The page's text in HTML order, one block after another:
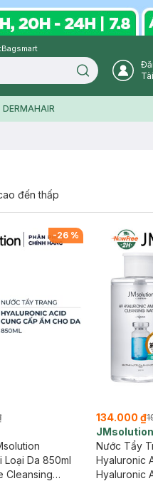
Bagsmart
Search icon
DERMAHAIR
đến thấp
-26 %
Loại Da 850ml
Cleansing
134.000 ₫
JMsolution
Nước Tẩy
Hyaluronic
Hyaluronic